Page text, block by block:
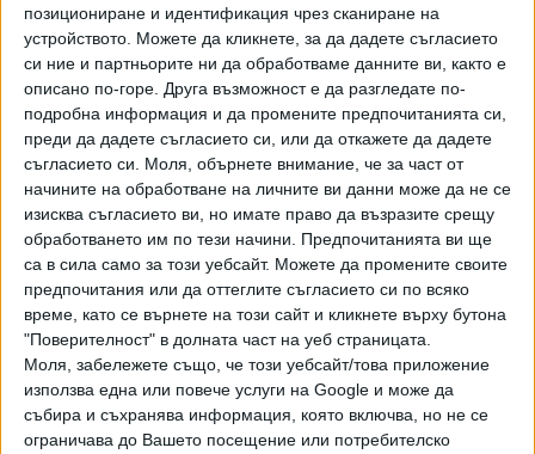
позициониране и идентификация чрез сканиране на
устройството. Можете да кликнете, за да дадете съгласието
си ние и партньорите ни да обработваме данните ви, както е
описано по-горе. Друга възможност е да разгледате по-
подробна информация и да промените предпочитанията си,
преди да дадете съгласието си, или да откажете да дадете
съгласието си. Моля, обърнете внимание, че за част от
начините на обработване на личните ви данни може да не се
изисква съгласието ви, но имате право да възразите срещу
обработването им по тези начини. Предпочитанията ви ще
са в сила само за този уебсайт. Можете да промените своите
предпочитания или да оттеглите съгласието си по всяко
време, като се върнете на този сайт и кликнете върху бутона
"Поверителност" в долната част на уеб страницата.
Моля, забележете също, че този уебсайт/това приложение
използва една или повече услуги на Google и може да
събира и съхранява информация, която включва, но не се
ограничава до Вашето посещение или потребителско
Той определи като популизъм поставянето на таван на
заплатите на работещите в бюджетната сфера, в това
число за висши държавни длъжности и шефове на
държавни фирми - таван, който не може да надхвърля
заплатата на президента.
"Търговските дружества не са част от държавната
администрация. Проблемът е, че държавата няма какво
да прави като собственик на бизнеси и да се конкурира с
частния сектор. Освен корупция и разхищение, друго не
произлиза от това. Който твърди, че сега ще управлява
по-добре държавните фирми, отколкото предишните,
няма как да стане. Слушаме го 40 години. Изходът е
приватизация, но може би е прекалено смело за новите
управляващи", каза Янков.